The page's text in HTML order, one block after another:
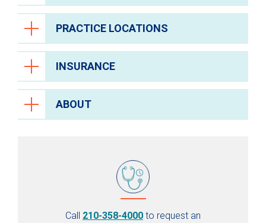
PRACTICE LOCATIONS
INSURANCE
ABOUT
Call 210-358-4000 to request an